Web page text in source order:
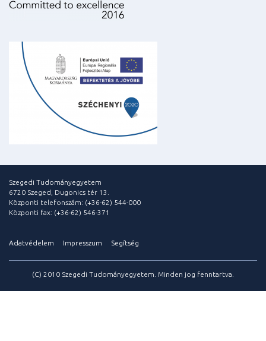
Szegedi Tudományegyetem
6720 Szeged, Dugonics tér 13.
Központi telefonszám: (+36-62) 544-000
Központi fax: (+36-62) 546-371
Adatvédelem Impresszum Segítség
(C) 2010 Szegedi Tudományegyetem. Minden jog fenntartva.